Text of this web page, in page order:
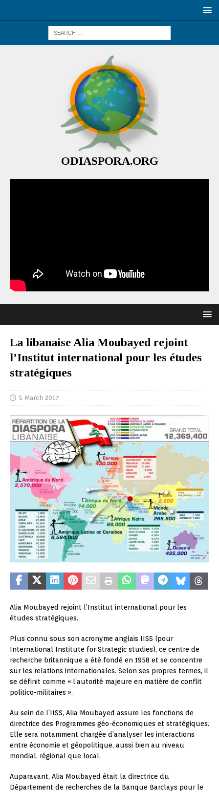
ODIASPORA.ORG
La libanaise Alia Moubayed rejoint
l’Institut international pour les études
stratégiques
5 March 2017
Alia Moubayed rejoint l’Institut international pour les
études stratégiques.
Plus connu sous son acronyme anglais IISS (pour
International Institute for Strategic studies), ce centre de
recherche britannique a été fondé en 1958 et se concentre
sur les relations internationales. Selon ses propres termes, il
se définit comme « l’autorité majeure en matière de conflit
politico-militaires ».
Au sein de l’IISS, Alia Moubayed assure les fonctions de
directrice des Programmes géo-économiques et stratégiques.
Elle sera notamment chargée d’analyser les interactions
entre économie et géopolitique, aussi bien au niveau
mondial, régional que local.
Auparavant, Alia Moubayed était la directrice du
Département de recherches de la Banque Barclays pour le